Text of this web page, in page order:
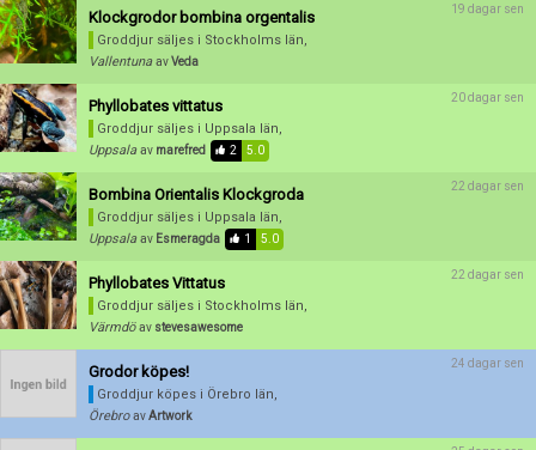
Klockgrodor bombina orgentalis
Groddjur säljes i Stockholms län,
Vallentuna avVeda
19 dagar sen
Phyllobates vittatus
Groddjur säljes i Uppsala län,
Uppsala av marefred 2 5.0
20 dagar sen
Bombina Orientalis Klockgroda
Groddjur säljes i Uppsala län,
Uppsala av Esmeragda 1 5.0
22 dagar sen
Phyllobates Vittatus
Groddjur säljes i Stockholms län,
Värmdö av stevesawesome
22 dagar sen
Grodor köpes!
Groddjur köpes i Örebro län,
Örebro avArtwork
24 dagar sen